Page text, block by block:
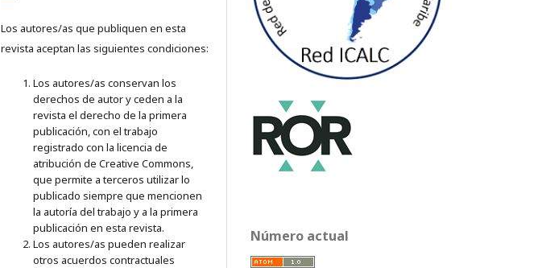
Los autores/as que publiquen en esta
revista aceptan las siguientes condiciones:
Los autores/as conservan los
derechos de autor y ceden a la
revista el derecho de la primera
publicación, con el trabajo
registrado con la licencia de
atribución de Creative Commons,
que permite a terceros utilizar lo
publicado siempre que mencionen
la autoría del trabajo y a la primera
publicación en esta revista.
Los autores/as pueden realizar
otros acuerdos contractuales
Número actual